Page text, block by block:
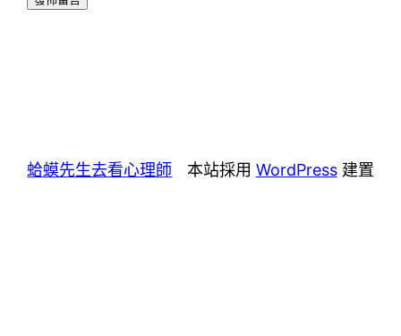
蛤蟆先生去看心理師 本站採用 WordPress建置